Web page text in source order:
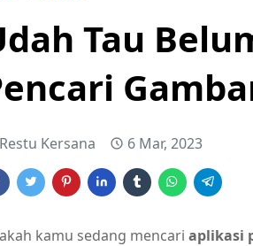
Tau
Restu Kersana 6 Mar, 2023
kamu sedang mencari aplikasi